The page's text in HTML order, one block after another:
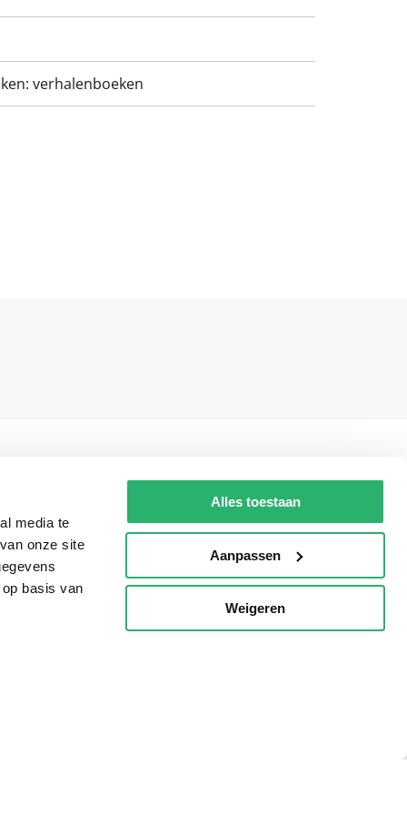
media te
onze site
basis van
Alles toestaan
Aanpassen
Weigeren
verhalenboeken